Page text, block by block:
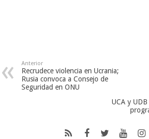
Anterior
Recrudece violencia en Ucrania;
Rusia convoca a Consejo de
Seguridad en ONU
UCA y